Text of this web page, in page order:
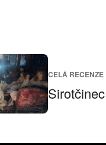
CELÁ RECENZE